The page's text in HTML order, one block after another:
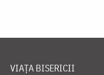
VIAȚA BISERICII